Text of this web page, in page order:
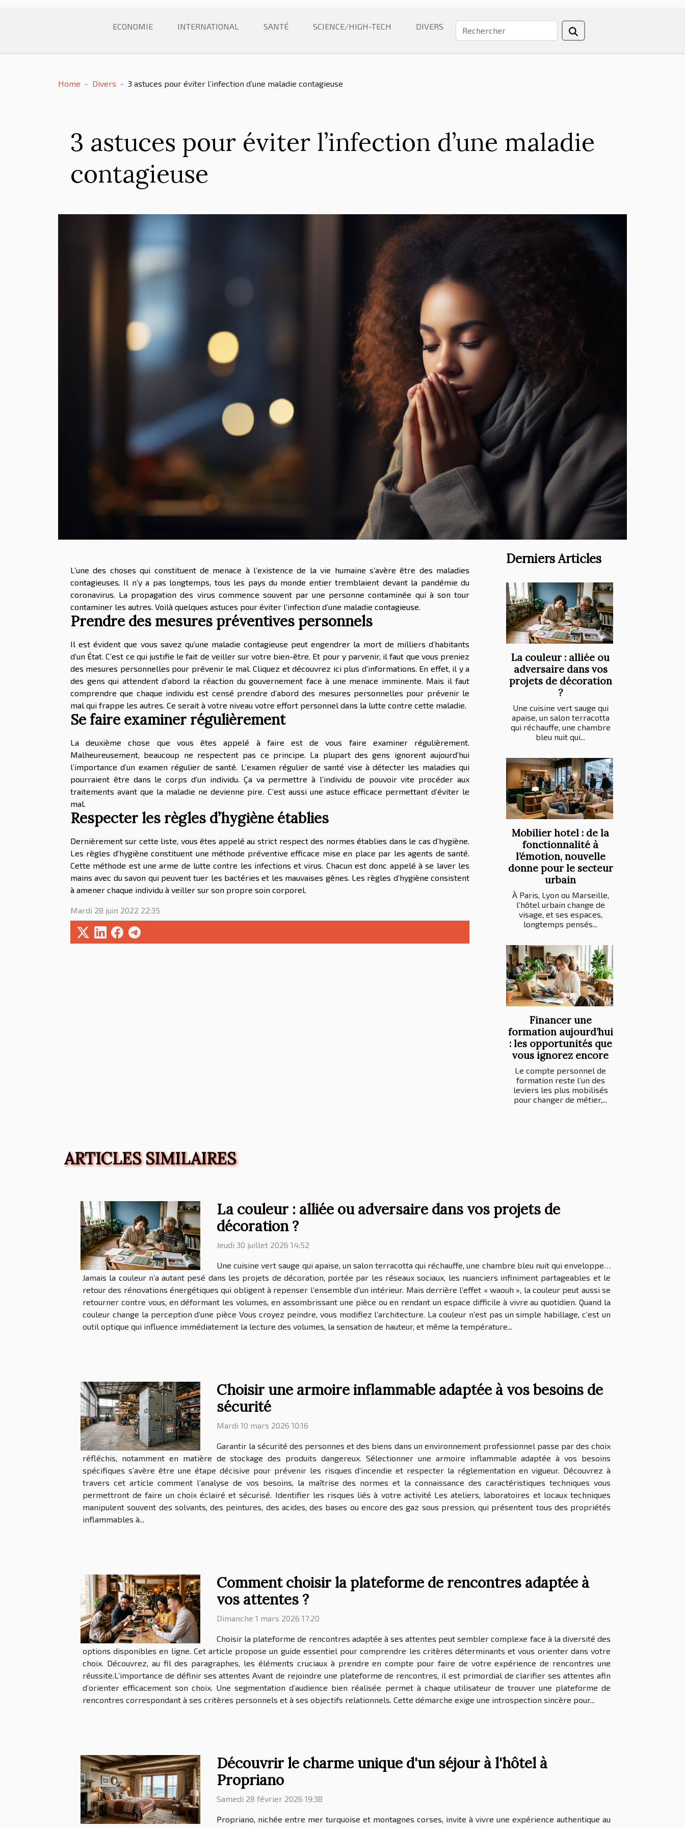
ECONOMIE INTERNATIONAL SANTÉ SCIENCE/HIGH-TECH DIVERS
Home Divers 3 astuces pour éviter l’infection d’une maladie contagieuse
3 astuces pour éviter l’infection d’une maladie
contagieuse
L’une des choses qui constituent de menace à l’existence de la vie humaine s’avère être des maladies
contagieuses. Il n’y a pas longtemps, tous les pays du monde entier tremblaient devant la pandémie du
coronavirus. La propagation des virus commence souvent par une personne contaminée qui à son tour
contaminer les autres. Voilà quelques astuces pour éviter l’infection d’une maladie contagieuse.
Prendre des mesures préventives personnels
Il est évident que vous savez qu’une maladie contagieuse peut engendrer la mort de milliers d’habitants
d’un État. C’est ce qui justifie le fait de veiller sur votre bien-être. Et pour y parvenir, il faut que vous preniez
des mesures personnelles pour prévenir le mal. Cliquez etdécouvrez iciplus d’informations. En effet, il y a
des gens qui attendent d’abord la réaction du gouvernement face à une menace imminente. Mais il faut
comprendre que chaque individu est censé prendre d’abord des mesures personnelles pour prévenir le
mal qui frappe les autres. Ce serait à votre niveau votre effort personnel dans la lutte contre cette maladie.
Se faire examiner régulièrement
La deuxième chose que vous êtes appelé à faire est de vous faire examiner régulièrement.
Malheureusement, beaucoup ne respectent pas ce principe. La plupart des gens ignorent aujourd’hui
l’importance d’un examen régulier de santé. L’examen régulier de santé vise à détecter les maladies qui
pourraient être dans le corps d’un individu. Ça va permettre à l’individu de pouvoir vite procéder aux
traitements avant que la maladie ne devienne pire. C’est aussi une astuce efficace permettant d’éviter le
mal.
Respecter les règles d’hygiène établies
Dernièrement sur cette liste, vous êtes appelé au strict respect des normes établies dans le cas d’hygiène.
Les règles d’hygiène constituent une méthode préventive efficace mise en place par les agents de santé.
Cette méthode est une arme de lutte contre les infections et virus. Chacun est donc appelé à se laver les
mains avec du savon qui peuvent tuer les bactéries et les mauvaises gênes. Les règles d’hygiène consistent
à amener chaque individu à veiller sur son propre soin corporel.
Mardi 28 juin 2022 22:35
Derniers Articles
La couleur : alliée ou
adversaire dans vos
projets de décoration
?
Une cuisine vert sauge qui
apaise, un salon terracotta
qui réchauffe, une chambre
bleu nuit qui...
Mobilier hotel : de la
fonctionnalité à
l’émotion, nouvelle
donne pour le secteur
urbain
À Paris, Lyon ou Marseille,
l’hôtel urbain change de
visage, et ses espaces,
longtemps pensés...
Financer une
formation aujourd’hui
: les opportunités que
vous ignorez encore
Le compte personnel de
formation reste l’un des
leviers les plus mobilisés
pour changer de métier,...
ARTICLES SIMILAIRES
La couleur : alliée ou adversaire dans vos projets de
décoration ?
Jeudi 30 juillet 2026 14:52
Une cuisine vert sauge qui apaise, un salon terracotta qui réchauffe, une chambre bleu nuit qui enveloppe…
Jamais la couleur n’a autant pesé dans les projets de décoration, portée par les réseaux sociaux, les nuanciers infiniment partageables et le
retour des rénovations énergétiques qui obligent à repenser l’ensemble d’un intérieur. Mais derrière l’effet « waouh », la couleur peut aussi se
retourner contre vous, en déformant les volumes, en assombrissant une pièce ou en rendant un espace difficile à vivre au quotidien. Quand la
couleur change la perception d’une pièce Vous croyez peindre, vous modifiez l’architecture. La couleur n’est pas un simple habillage, c’est un
outil optique qui influence immédiatement la lecture des volumes, la sensation de hauteur, et même la température...
Choisir une armoire inflammable adaptée à vos besoins de
sécurité
Mardi 10 mars 2026 10:16
Garantir la sécurité des personnes et des biens dans un environnement professionnel passe par des choix
réfléchis, notamment en matière de stockage des produits dangereux. Sélectionner une armoire inflammable adaptée à vos besoins
spécifiques s’avère être une étape décisive pour prévenir les risques d’incendie et respecter la réglementation en vigueur. Découvrez à
travers cet article comment l’analyse de vos besoins, la maîtrise des normes et la connaissance des caractéristiques techniques vous
permettront de faire un choix éclairé et sécurisé. Identifier les risques liés à votre activité Les ateliers, laboratoires et locaux techniques
manipulent souvent des solvants, des peintures, des acides, des bases ou encore des gaz sous pression, qui présentent tous des propriétés
inflammables à...
Comment choisir la plateforme de rencontres adaptée à
vos attentes ?
Dimanche 1 mars 2026 17:20
Choisir la plateforme de rencontres adaptée à ses attentes peut sembler complexe face à la diversité des
options disponibles en ligne. Cet article propose un guide essentiel pour comprendre les critères déterminants et vous orienter dans votre
choix. Découvrez, au fil des paragraphes, les éléments cruciaux à prendre en compte pour faire de votre expérience de rencontres une
réussite.L’importance de définir ses attentes Avant de rejoindre une plateforme de rencontres, il est primordial de clarifier ses attentes afin
d’orienter efficacement son choix. Une segmentation d’audience bien réalisée permet à chaque utilisateur de trouver une plateforme de
rencontres correspondant à ses critères personnels et à ses objectifs relationnels. Cette démarche exige une introspection sincère pour...
Découvrir le charme unique d'un séjour à l'hôtel à
Propriano
Samedi 28 février 2026 19:38
Propriano, nichée entre mer turquoise et montagnes corses, invite à vivre une expérience authentique au